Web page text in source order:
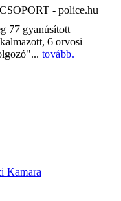
- police.hu
77 gyanúsított
6 orvosi
tovább.